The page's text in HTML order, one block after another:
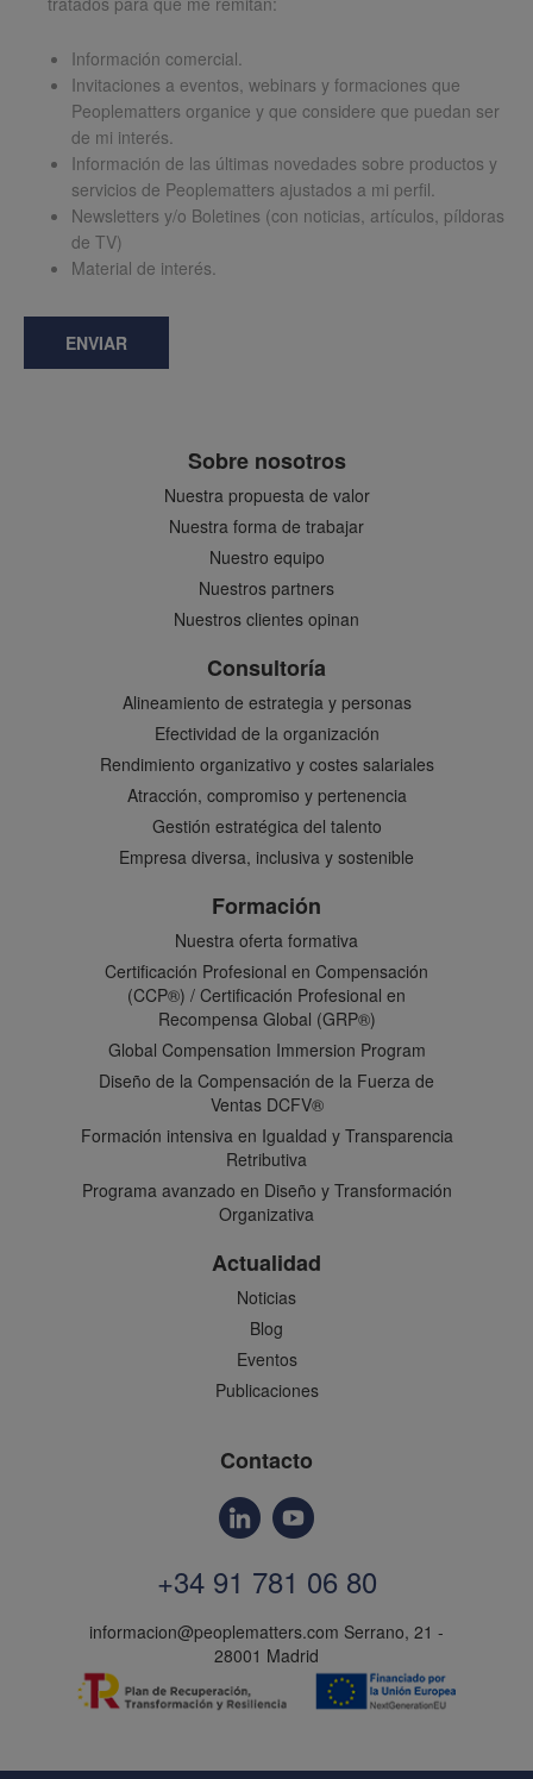
Información comercial.
Invitaciones a eventos, webinars y formaciones que
Peoplematters organice y que considere que puedan ser
de mi interés.
Información de las últimas novedades sobre productos y
servicios de Peoplematters ajustados a mi perfil.
Newsletters y/o Boletines (con noticias, artículos, píldoras
de TV)
Material de interés.
ENVIAR
Sobre nosotros
Nuestra propuesta de valor
Nuestra forma de trabajar
Nuestro equipo
Nuestros partners
Nuestros clientes opinan
Consultoría
Alineamiento de estrategia y personas
Efectividad de la organización
Rendimiento organizativo y costes salariales
Atracción, compromiso y pertenencia
Gestión estratégica del talento
Empresa diversa, inclusiva y sostenible
Formación
Nuestra oferta formativa
Certificación Profesional en Compensación
(CCP®) / Certificación Profesional en
Recompensa Global (GRP®)
Global Compensation Immersion Program
Diseño de la Compensación de la Fuerza de
Ventas DCFV®
Formación intensiva en Igualdad y Transparencia
Retributiva
Programa avanzado en Diseño y Transformación
Organizativa
Actualidad
Noticias
Blog
Eventos
Publicaciones
Contacto
+34 91 781 06 80
informacion@peoplematters.com Serrano, 21 -
28001 Madrid